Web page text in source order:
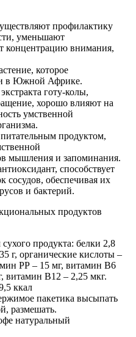
профилактику
уменьшают
концентрацию внимания,
которое
в Южной Африке.
готу-колы,
хорошо влияют на
умственной
продуктом,
мышления и запоминания.
способствует
сосудов, обеспечивая их
и бактерий.
продуктов
продукта: белки 2,8
г, органические кислоты –
РР – 15 мг, витамин В6
витамин В12 – 2,25 мкг.
ккал
пакетика высыпать
размешать.
натуральный